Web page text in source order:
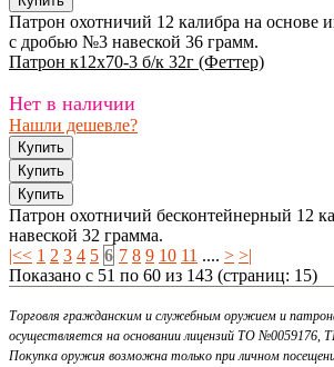
Патрон охотничий 12 калибра на основе
с дробью №3 навеской 36 грамм.
Патрон к12х70-3 б/к 32г (Феттер)
Нет в наличии
Нашли дешевле?
Патрон охотничий бесконтейнерный 12
навеской 32 грамма.
|<< 1 2 3 4 5 6 7 8 9 10 11 .... > >|
Показано с 51 по 60 из 143 (страниц: 15)
Торговля гражданским и служебным оружием и
осуществляется на основании лицензий ТО №0059176,
Покупка оружия возможна только при личном